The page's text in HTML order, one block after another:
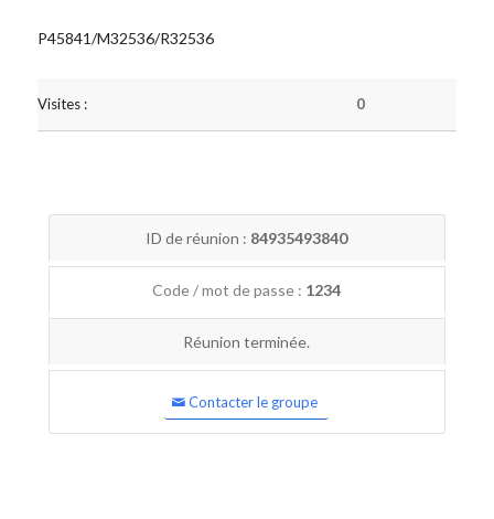
P45841/M32536/R32536
Visites : 0
ID de réunion : 84935493840
Code / mot de passe : 1234
Réunion terminée.
Contacter le groupe